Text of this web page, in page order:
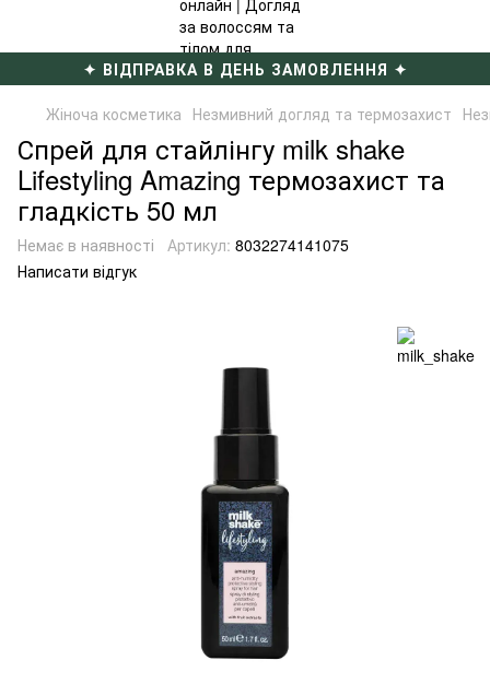
✦ ВІДПРАВКА В ДЕНЬ ЗАМОВЛЕННЯ ✦
Жіноча косметика Незмивний догляд та термозахист
Спрей для стайлінгу milk shake
Lifestyling Amazing термозахист та
гладкість 50 мл
Немає в наявності Артикул: 8032274141075
Написати відгук